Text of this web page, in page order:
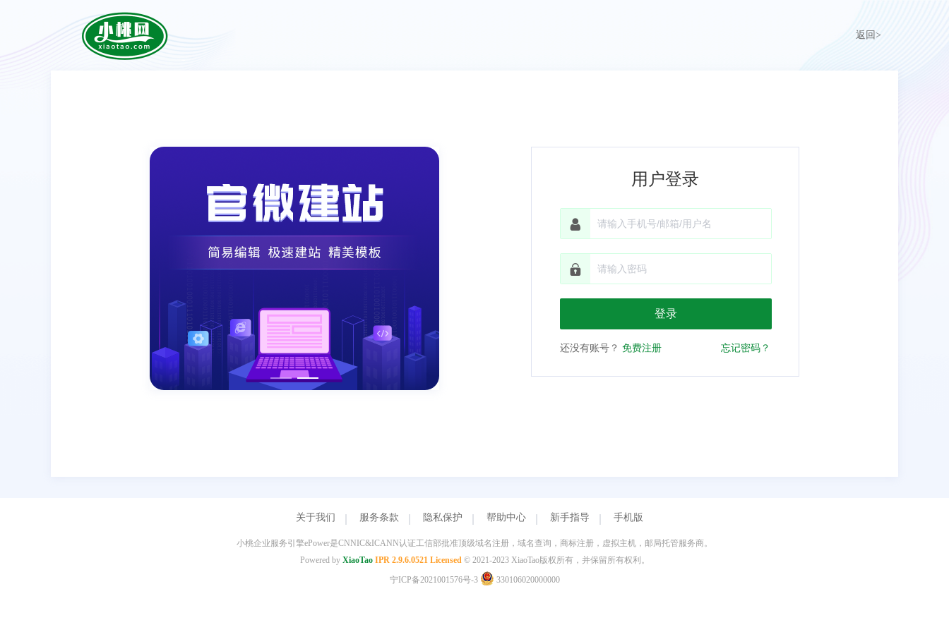
返回>
用户登录
登录
还没有账号？ 免费注册 忘记密码？
关于我们 服务条款 隐私保护 帮助中心 新手指导 手机版
小桃企业服务引擎ePower是CNNIC&ICANN认证工信部批准顶级域名注册，域名查询，商标注册，虚拟主机，邮局托管服务商。
Powered by XiaoTao IPR 2.9.6.0521 Licensed© 2021-2023 XiaoTao版权所有，并保留所有权利。
宁ICP备2021001576号-3
330106020000000